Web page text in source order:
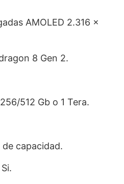
AMOLED 2.316 ×
8 Gen 2.
256/512 Gb o 1 Tera.
capacidad.
Si.